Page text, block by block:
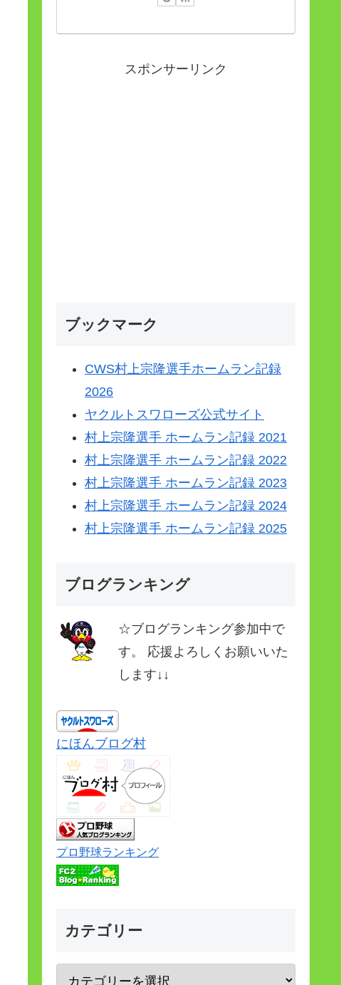
スポンサーリンク
ブックマーク
CWS村上宗隆選手ホームラン記録
2026
ヤクルトスワローズ公式サイト
村上宗隆選手 ホームラン記録 2021
村上宗隆選手 ホームラン記録 2022
村上宗隆選手 ホームラン記録 2023
村上宗隆選手 ホームラン記録 2024
村上宗隆選手 ホームラン記録 2025
ブログランキング
☆ブログランキング参加中で
す。 応援よろしくお願いいた
します↓↓
にほんブログ村
プロ野球ランキング
カテゴリー